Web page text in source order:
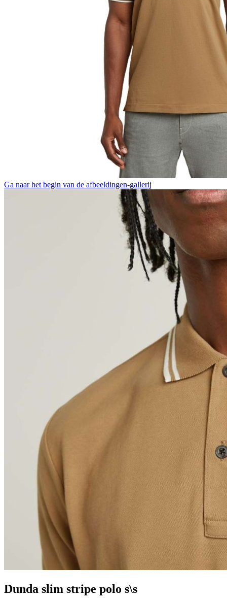
Ga naar het begin van de afbeeldingen-gallerij
Dunda slim stripe polo s\s